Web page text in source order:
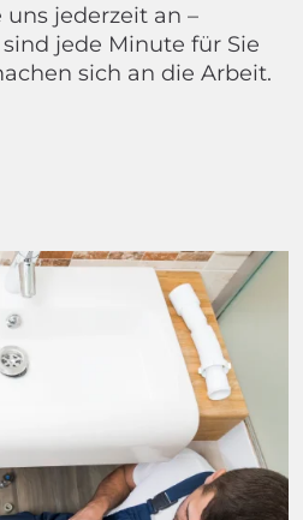
uns jederzeit an –
jede Minute für Sie
sich an die Arbeit.